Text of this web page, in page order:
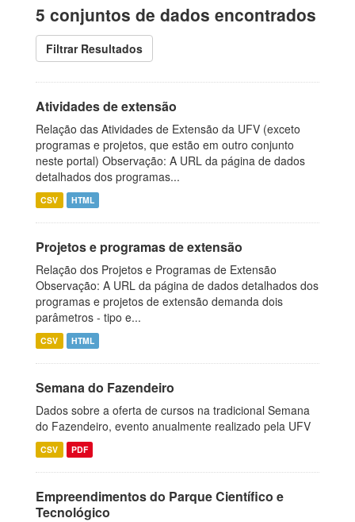
5 conjuntos de dados encontrados
Filtrar Resultados
Atividades de extensão
Relação das Atividades de Extensão da UFV (exceto
programas e projetos, que estão em outro conjunto
neste portal) Observação: A URL da página de dados
detalhados dos programas...
CSV HTML
Projetos e programas de extensão
Relação dos Projetos e Programas de Extensão
Observação: A URL da página de dados detalhados dos
programas e projetos de extensão demanda dois
parâmetros - tipo e...
CSV HTML
Semana do Fazendeiro
Dados sobre a oferta de cursos na tradicional Semana
do Fazendeiro, evento anualmente realizado pela UFV
CSV PDF
Empreendimentos do Parque Científico e
Tecnológico